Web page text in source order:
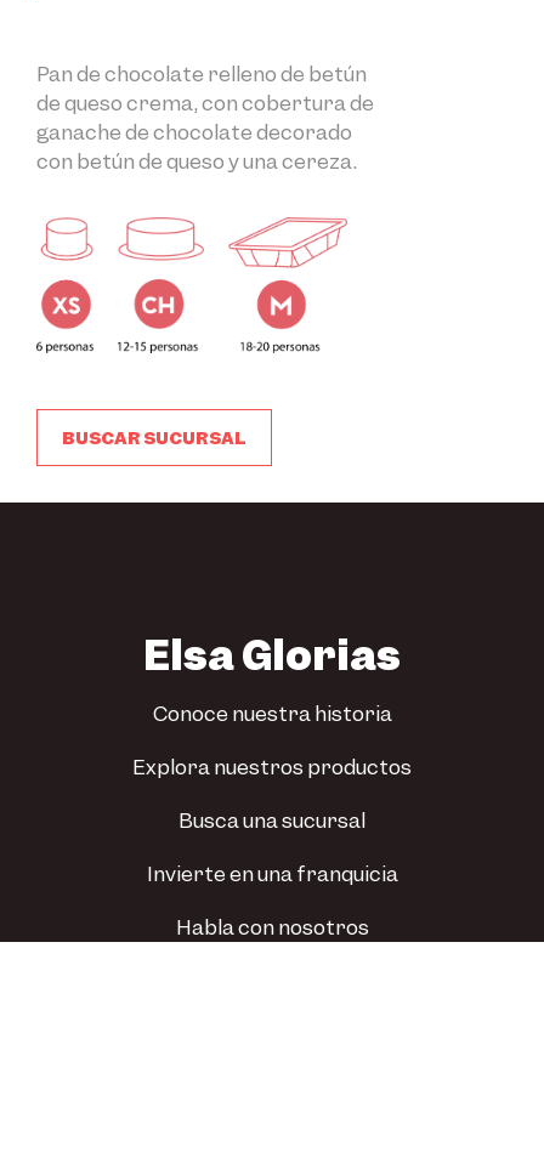
Pan de chocolate relleno de betún
de queso crema, con cobertura de
ganache de chocolate decorado
con betún de queso y una cereza.
BUSCAR SUCURSAL
Elsa Glorias
Conoce nuestra historia
Explora nuestros productos
Busca una sucursal
Invierte en una franquicia
Habla con nosotros